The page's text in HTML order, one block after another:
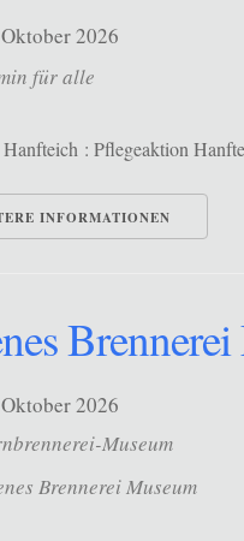
Oktober 2026
für alle
: Pflegeaktion
INFORMATIONEN
Oktober 2026
Museum
Brennerei Museum